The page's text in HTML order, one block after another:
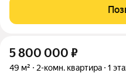
учеников, а также
Монгун. Место хорошо
5 800 000 ₽
49 м² 2-комн. квартира 1